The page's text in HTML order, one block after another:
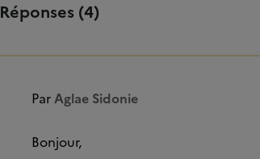
Réponses (4)
ParAglae Sidonie
Bonjour,